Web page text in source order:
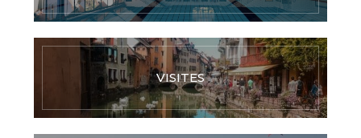
VISITES